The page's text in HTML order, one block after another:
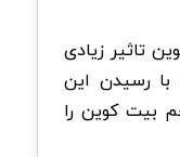
تاثیر زیادی
با رسیدن این
بیت کوین را